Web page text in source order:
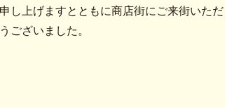
し上げますとともに商店街にご来街いた
ございました。